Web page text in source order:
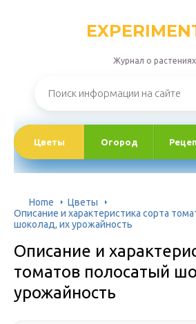
Журнал о растениях
Цветы Огород
Home
Цветы
Описание и характеристика сорта
шоколад, их урожайность
Описание и
томатов полосатый
урожайность